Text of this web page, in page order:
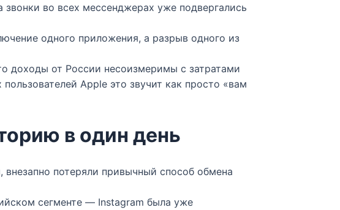
во всех мессенджерах уже подвергались
одного приложения, а разрыв одного из
доходы от России несоизмеримы с затратами
Apple это звучит как просто «вам
в один день
потеряли привычный способ обмена
сегменте — Instagram была уже